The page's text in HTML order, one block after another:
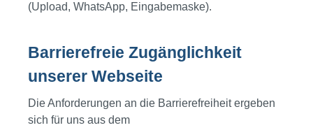
(Upload, WhatsApp, Eingabemaske).
Barrierefreie Zugänglichkeit
unserer Webseite
Die Anforderungen an die Barrierefreiheit ergeben
sich für uns aus dem